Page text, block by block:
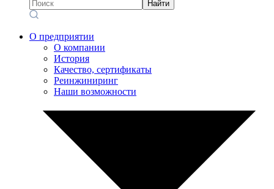
Найти
О предприятии
О компании
История
Качество, сертификаты
Реинжиниринг
Наши возможности